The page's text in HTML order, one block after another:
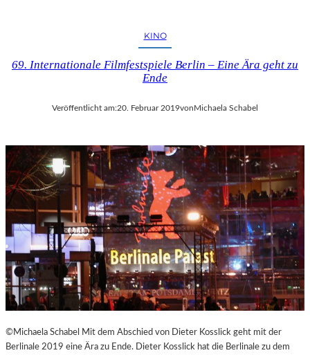
KINO
69. Internationale Filmfestspiele Berlin – Eine Ära geht zu
Ende
Veröffentlicht am:20. Februar 2019vonMichaela Schabel
©Michaela Schabel Mit dem Abschied von Dieter Kosslick geht mit der
Berlinale 2019 eine Ära zu Ende. Dieter Kosslick hat die Berlinale zu dem